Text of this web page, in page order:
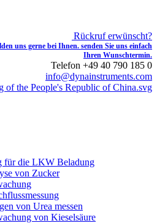
Rückruf erwünscht?
Telefon +49 40 790 185 0
info@dynainstruments.com
für die LKW Beladung
von Zucker
von Urea messen
von Kieselsäure